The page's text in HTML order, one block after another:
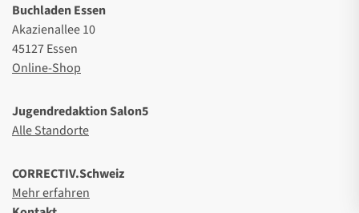
Buchladen Essen
Akazienallee 10
45127 Essen
Online-Shop
Jugendredaktion Salon5
Alle Standorte
CORRECTIV.Schweiz
Mehr erfahren